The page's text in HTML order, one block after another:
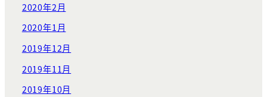
2020年2月
2020年1月
2019年12月
2019年11月
2019年10月